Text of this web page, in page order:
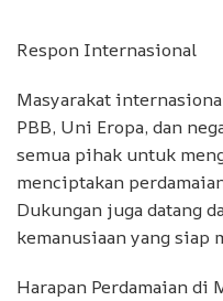
Respon Internasional
Masyarakat
PBB, Uni Eropa, dan
semua pihak untuk
menciptakan
Dukungan juga datang
kemanusiaan yang siap
Harapan Perdamaian di